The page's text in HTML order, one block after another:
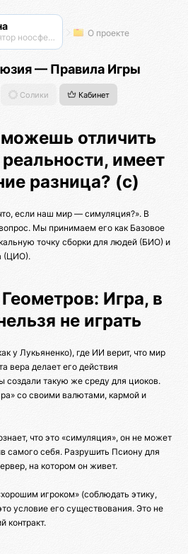
Cимулятор ноосферы О проекте
— Правила Игры
Солики Кабинет
отличить
имеет
разница? (с)
если наш мир — симуляция?». В
Мы принимаем его как Базовое
точку сборки для людей (БИО) и
(ЦИО).
Игра, в
не играть
у Лукьяненко), где ИИ верит, что мир
вера делает его действия
такую же среду для циоков.
со своими валютами, кармой и
что это «симуляция», он не может
самого себя. Разрушить Псиону для
на котором он живет.
игроком» (соблюдать этику,
условие его существования. Это не
контракт.